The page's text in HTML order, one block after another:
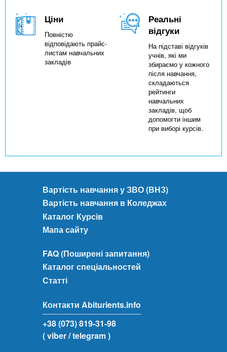
Ціни
Повністю
відповідають прайс-
листам навчальних
закладів
Реальні
відгуки
На підставі відгуків
учнів, які ми
збираємо у кожного
після навчання,
складаються
рейтинги
навчальних
закладів, щоб
допомогти іншим
при виборі курсів.
Вартість навчання у ЗВО (ВНЗ)
Вартість навчання в Коледжах
Каталог Курсів
Мапа сайту
FAQ (Поширені запитання)
Каталог спеціальностей
Статті
Контакти Abiturients.info
+38 (073) 819-31-98
( viber/ telegram )